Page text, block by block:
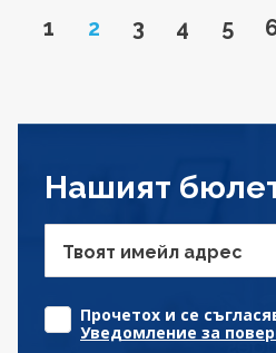
Go to page
1 Page
2 Go to page
3 Go to
4 Go
5
Нашият
Твоят имейл адрес
Прочетох и се
Уведомление за